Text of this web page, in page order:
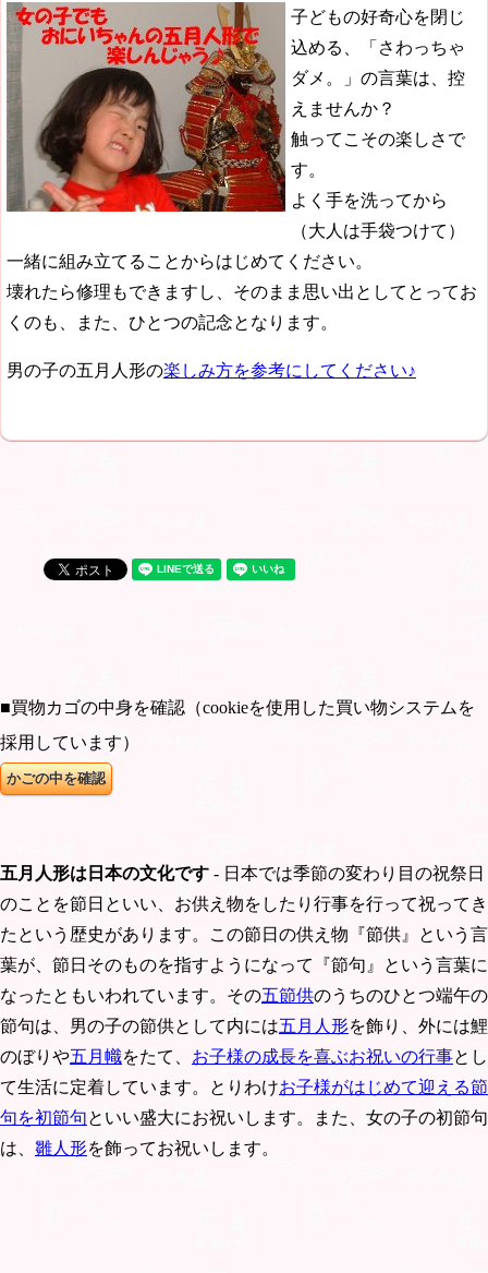
子どもの好奇心を閉じ
込める、「さわっちゃ
ダメ。」の言葉は、控
えませんか？
触ってこその楽しさで
す。
よく手を洗ってから
（大人は手袋つけて）
一緒に組み立てることからはじめてください。
壊れたら修理もできますし、そのまま思い出としてとってお
くのも、また、ひとつの記念となります。
男の子の五月人形の楽しみ方を参考にしてください♪
■買物カゴの中身を確認（cookieを使用した買い物システムを
採用しています）
五月人形は日本の文化です - 日本では季節の変わり目の祝祭日
のことを節日といい、お供え物をしたり行事を行って祝ってき
たという歴史があります。この節日の供え物『節供』という言
葉が、節日そのものを指すようになって『節句』という言葉に
なったともいわれています。その五節供のうちのひとつ端午の
節句は、男の子の節供として内には五月人形を飾り、外には鯉
のぼりや五月幟をたて、 お子様の成長を喜ぶお祝いの行事とし
て生活に定着しています。とりわけお子様がはじめて迎える節
句を初節句といい盛大にお祝いします。また、女の子の初節句
は、 雛人形を飾ってお祝いします。